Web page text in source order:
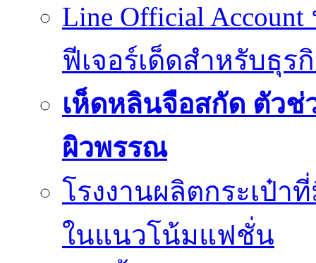
Line Official
ฟีเจอร์เด็ดสำหรับธุร
เห็ดหลินจือสกัด ตัว
ผิวพรรณ
โรงงานผลิตกระเป๋า
ในแนวโน้มแฟชั่น